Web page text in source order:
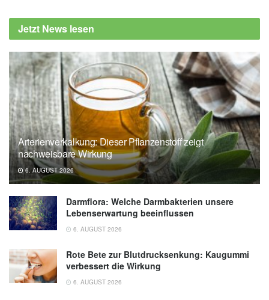
Jetzt News lesen
Arterienverkalkung: Dieser Pflanzenstoff zeigt
nachweisbare Wirkung
6. AUGUST 2026
Darmflora: Welche Darmbakterien unsere
Lebenserwartung beeinflussen
6. AUGUST 2026
Rote Bete zur Blutdrucksenkung: Kaugummi
verbessert die Wirkung
6. AUGUST 2026